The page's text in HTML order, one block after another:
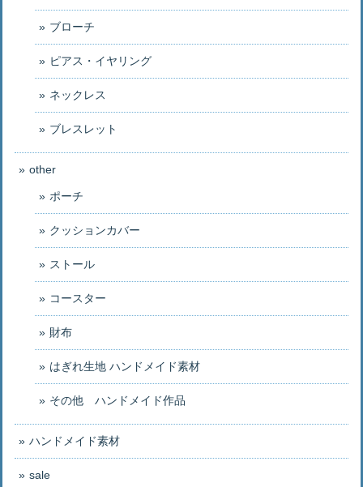
ブローチ
ピアス・イヤリング
ネックレス
ブレスレット
other
ポーチ
クッションカバー
ストール
コースター
財布
はぎれ生地 ハンドメイド素材
その他 ハンドメイド作品
ハンドメイド素材
sale